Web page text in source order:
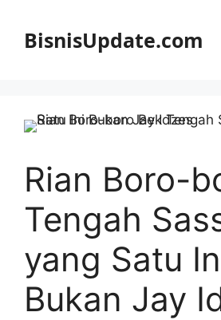
BisnisUpdate.com
Rian Boro-
Tengah
yang Satu
Bukan Jay